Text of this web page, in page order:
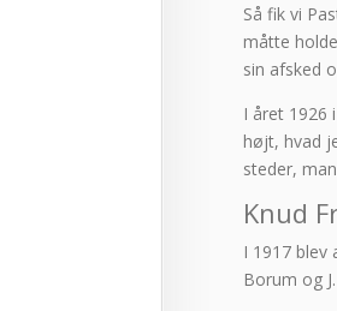
Så fik vi
måtte
sin afsked
I året 1926
højt, hvad
steder,
Knud
I 1917
Borum og